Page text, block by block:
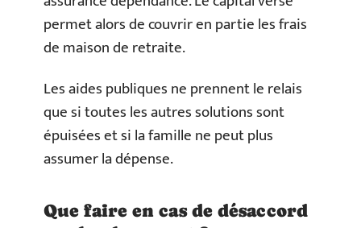
permet alors de couvrir en partie les frais
de maison de retraite.
Les aides publiques ne prennent le relais
que si toutes les autres solutions sont
épuisées et si la famille ne peut plus
assumer la dépense.
Que faire en cas de désaccord